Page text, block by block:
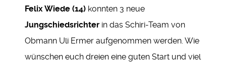
Felix Wiede (14) konnten 3 neue
Jungschiedsrichter in das Schiri-Team von
Obmann Uli Ermer aufgenommen werden. Wie
wünschen euch dreien eine guten Start und viel